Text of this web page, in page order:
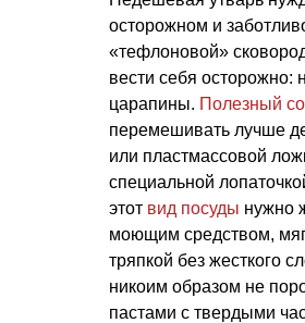
осторожном и
«тефлоновой»
вести себя осторожно:
царапины. Полезный
перемешивать лучше
или пластмассовой
специальной
этот вид посуды нужно
моющим средством,
тряпкой без жесткого
никоим образом не
пастами с твердыми